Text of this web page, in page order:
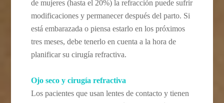
de mujeres (hasta el 20%) la refracción puede sufrir
modificaciones y permanecer después del parto. Si
está embarazada o piensa estarlo en los próximos
tres meses, debe tenerlo en cuenta a la hora de
planificar su cirugía refractiva.
Ojo seco y cirugía refractiva
Los pacientes que usan lentes de contacto y tienen